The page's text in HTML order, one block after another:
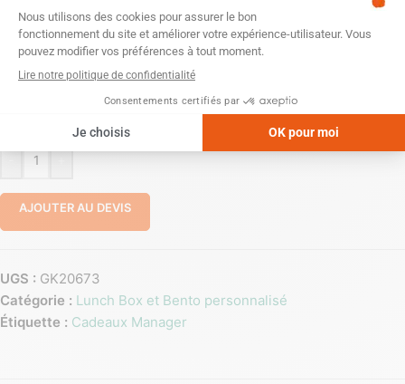
PERSONNALISATION
Sans personnalisation
AJOUTER AU DEVIS
UGS : GK20673
Catégorie : Lunch Box et Bento personnalisé
Étiquette : Cadeaux Manager